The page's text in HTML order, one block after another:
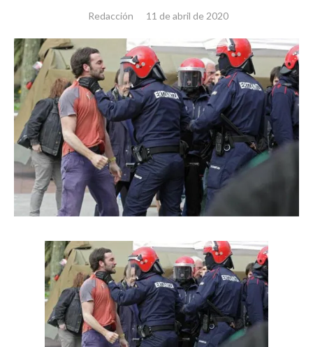
Redacción 11 de abril de 2020